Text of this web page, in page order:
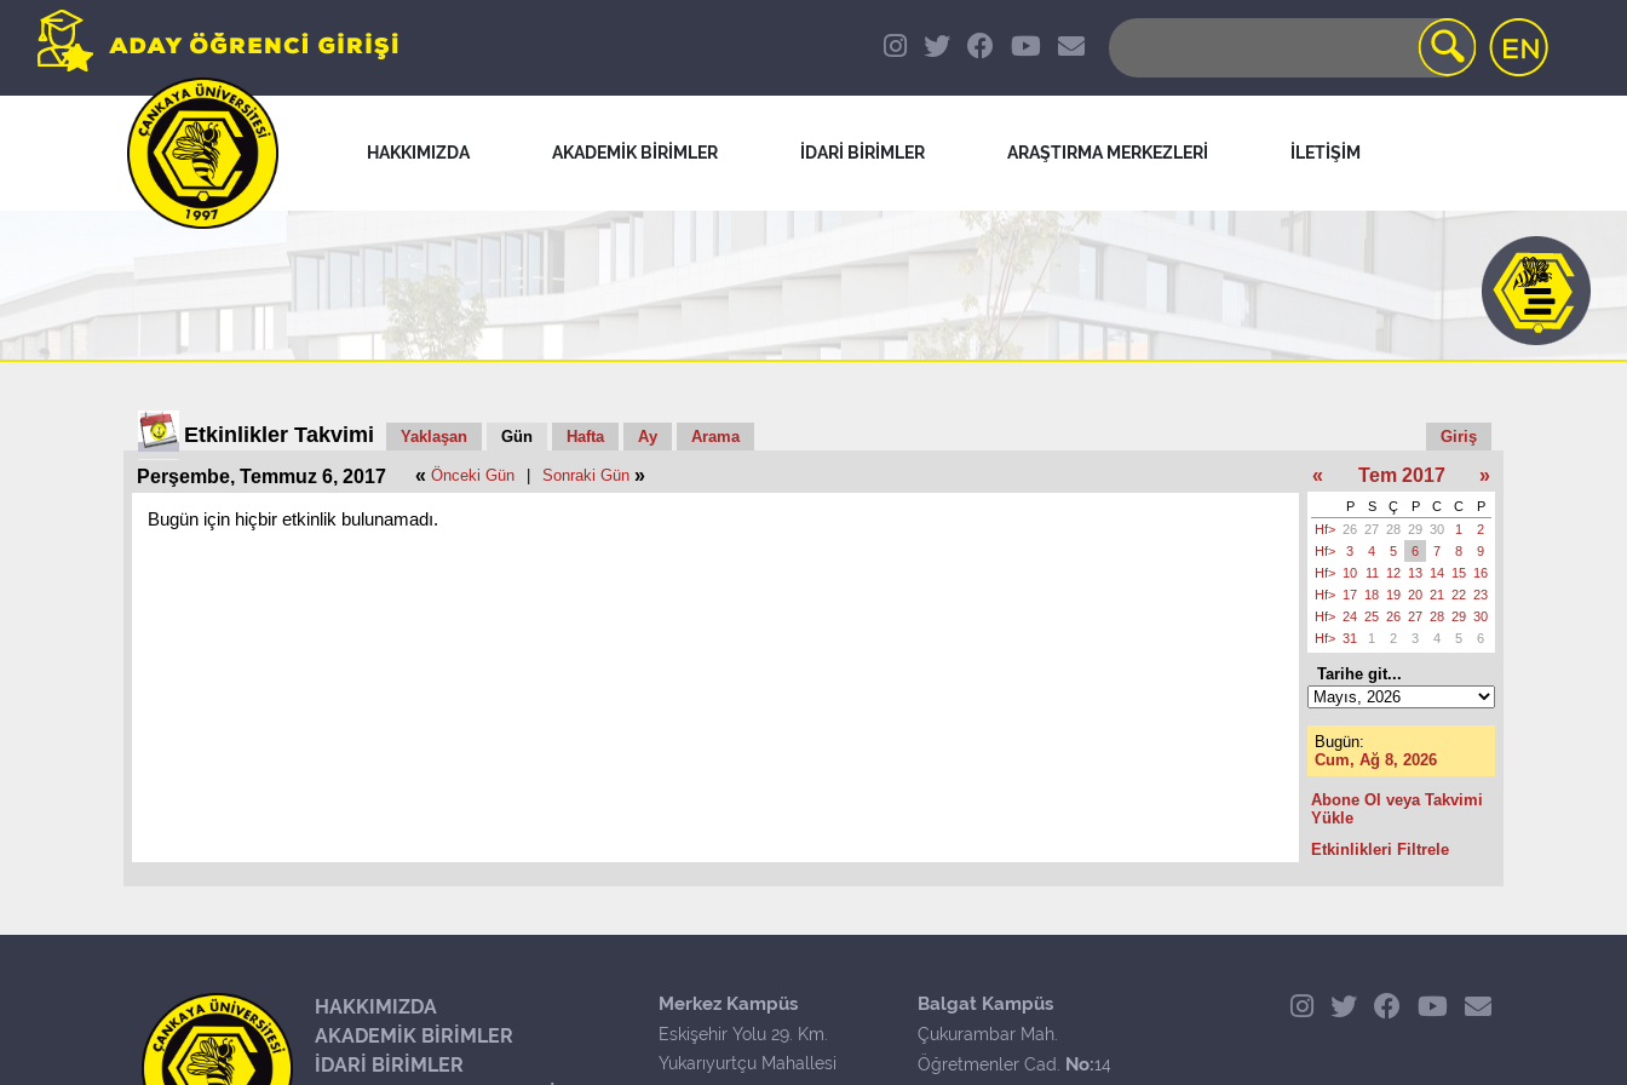
HAKKIMIZDA AKADEMİK BİRİMLER İDARİ BİRİMLER ARAŞTIRMA MERKEZLERİ İLETİŞİM
Etkinlikler Takvimi Yaklaşan Gün Hafta Ay Arama Giriş
Perşembe, Temmuz 6, 2017 « Önceki Gün Sonraki Gün »
Bugün için hiçbir etkinlik bulunamadı.
« Tem 2017 »
P S Ç P C C
P
Hf> 26 27 28 29 30 1
2
Hf>
3 4 5 6 7 8
9
Hf> 10 11 12 13 14 15 16
Hf> 17 18 19 20 21 22 23
Hf> 24 25 26 27 28 29 30
Hf> 31 1 2 3 4 5 6
Tarihe git...
Bugün:
Cum, Ağ 8, 2026
Abone Ol veya Takvimi
Yükle
Etkinlikleri Filtrele
HAKKIMIZDA
AKADEMİK BİRİMLER
İDARİ BİRİMLER
Merkez Kampüs
Eskişehir Yolu 29. Km.
Yukarıyurtçu Mahallesi
Balgat Kampüs
Çukurambar Mah.
Öğretmenler Cad. No:14